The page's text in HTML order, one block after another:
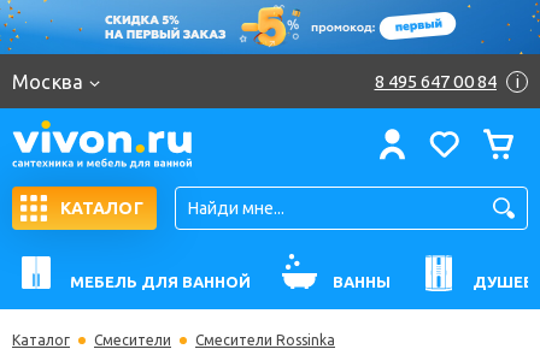
Москва 8 495 647 00 84 i
КАТАЛОГ
МЕБЕЛЬ ДЛЯ ВАННОЙ ВАННЫ
Каталог Смесители Смесители Rossinka